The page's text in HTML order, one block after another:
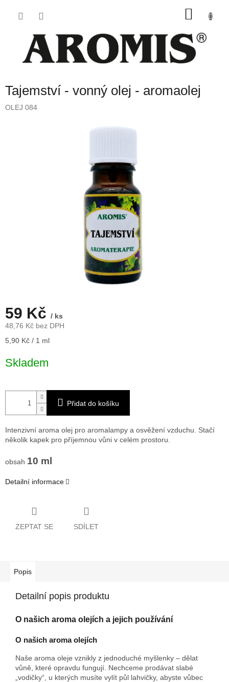
Tajemství - vonný olej - aromaolej
OLEJ 084
59 Kč / ks
48,76 Kč bez DPH
Měrná
5,90 Kč / 1 ml
Skladem
Přidat do košíku
Intenzivní aroma olej pro aromalampy a osvěžení vzduchu. Stačí
několik kapek pro příjemnou vůni v celém prostoru.
obsah 10 ml
Detailní informace
ZEPTAT SE SDÍLET
Popis
Detailní popis produktu
O našich aroma olejích a jejich používání
O našich aroma olejích
Naše aroma oleje vznikly z jednoduché myšlenky – dělat
vůně, které opravdu fungují. Nechceme prodávat slabé
„vodičky“, u kterých musíte vylít půl lahvičky, abyste vůbec